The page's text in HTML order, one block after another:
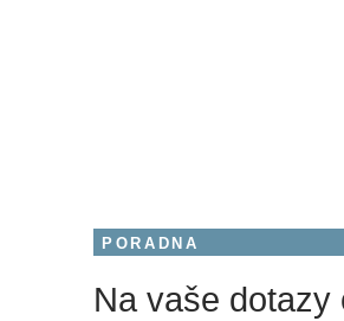
PORADNA
Na vaše dotazy